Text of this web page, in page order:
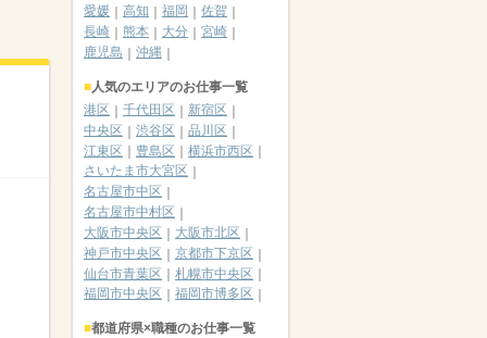
愛媛
高知 福岡
佐賀
長崎
熊本 大分
宮崎
鹿児島
沖縄
人気のエリアのお仕事一覧
港区
千代田区
新宿区
中央区
渋谷区
品川区
江東区
豊島区
横浜市西区
さいたま市大宮区
名古屋市中区
名古屋市中村区
大阪市中央区
大阪市北区
神戸市中央区
京都市下京区
仙台市青葉区
札幌市中央区
福岡市中央区
福岡市博多区
都道府県×職種のお仕事一覧